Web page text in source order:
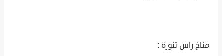
مناخ راس تنورة :